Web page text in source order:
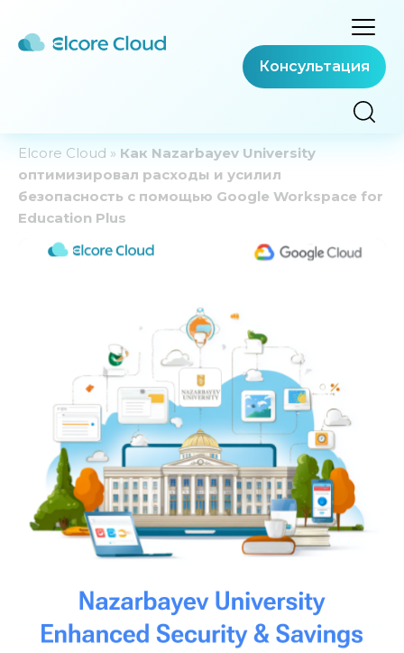
Консультация
Elcore Cloud » Как Nazarbayev University
оптимизировал расходы и усилил
безопасность с помощью Google Workspace for
Education Plus